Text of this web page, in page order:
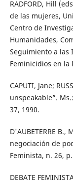
RADFORD, Hill
de las mujeres,
Centro de
Humanidades,
Seguimiento a las
Feminicidios en la
CAPUTI, Jane;
unspeakable”.
37, 1990.
D'AUBETERRE
negociación de
Feminista, n. 26,
DEBATE